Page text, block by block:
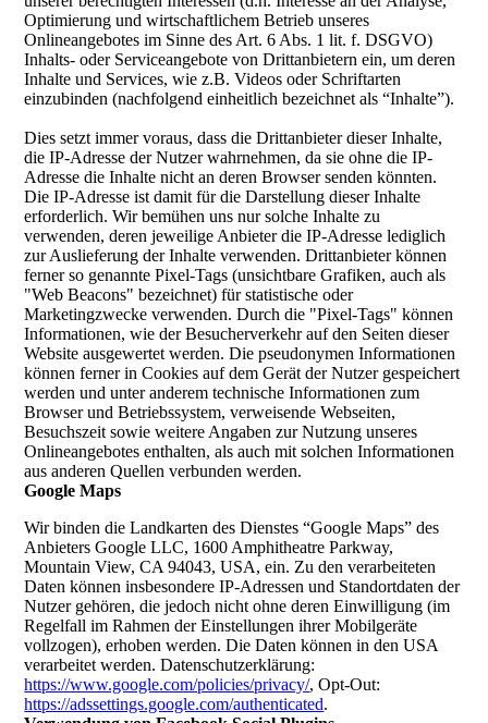
Optimierung und wirtschaftlichem Betrieb unseres
Onlineangebotes im Sinne des Art. 6 Abs. 1 lit. f. DSGVO)
Inhalts- oder Serviceangebote von Drittanbietern ein, um deren
Inhalte und Services, wie z.B. Videos oder Schriftarten
einzubinden (nachfolgend einheitlich bezeichnet als “Inhalte”).
Dies setzt immer voraus, dass die Drittanbieter dieser Inhalte,
die IP-Adresse der Nutzer wahrnehmen, da sie ohne die IP-
Adresse die Inhalte nicht an deren Browser senden könnten.
Die IP-Adresse ist damit für die Darstellung dieser Inhalte
erforderlich. Wir bemühen uns nur solche Inhalte zu
verwenden, deren jeweilige Anbieter die IP-Adresse lediglich
zur Auslieferung der Inhalte verwenden. Drittanbieter können
ferner so genannte Pixel-Tags (unsichtbare Grafiken, auch als
"Web Beacons" bezeichnet) für statistische oder
Marketingzwecke verwenden. Durch die "Pixel-Tags" können
Informationen, wie der Besucherverkehr auf den Seiten dieser
Website ausgewertet werden. Die pseudonymen Informationen
können ferner in Cookies auf dem Gerät der Nutzer gespeichert
werden und unter anderem technische Informationen zum
Browser und Betriebssystem, verweisende Webseiten,
Besuchszeit sowie weitere Angaben zur Nutzung unseres
Onlineangebotes enthalten, als auch mit solchen Informationen
aus anderen Quellen verbunden werden.
Google Maps
Wir binden die Landkarten des Dienstes “Google Maps” des
Anbieters Google LLC, 1600 Amphitheatre Parkway,
Mountain View, CA 94043, USA, ein. Zu den verarbeiteten
Daten können insbesondere IP-Adressen und Standortdaten der
Nutzer gehören, die jedoch nicht ohne deren Einwilligung (im
Regelfall im Rahmen der Einstellungen ihrer Mobilgeräte
vollzogen), erhoben werden. Die Daten können in den USA
verarbeitet werden. Datenschutzerklärung:
https://www.google.com/policies/privacy/, Opt-Out:
https://adssettings.google.com/authenticated.